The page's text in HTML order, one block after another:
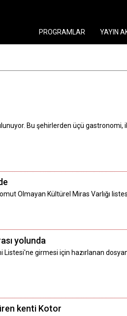
PROGRAMLAR YAYIN
Bu şehirlerden üçü
Olmayan Kültürel Miras Varlığı
yolunda
Listesi'ne girmesi için hazırlanan
kenti Kotor